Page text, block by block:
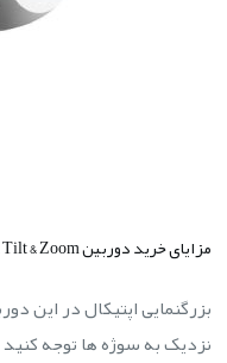
مزایای خرید دوربین PTZ Pan Tilt & Zoom
بزرگنمایی اپتیکال در این
نزدیک به سوژه ها توجه کنید